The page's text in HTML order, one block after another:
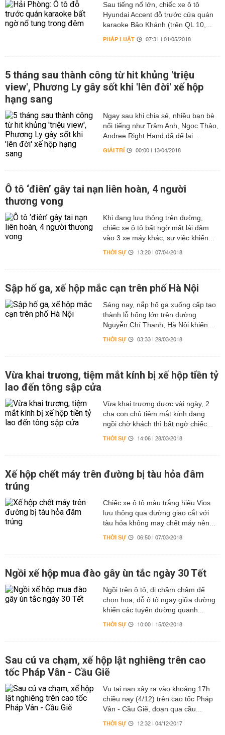
Sau tiếng nổ lớn, chiếc xe ô tô
Hyundai Accent đỗ trước cửa quán
karaoke Bảo Khánh (trên QL 10,...
PHÁP LUẬT 07:31 | 01/05/2018
5 tháng sau thành công từ hit khủng 'triệu
view', Phương Ly gây sốt khi 'lên đời' xế hộp
hạng sang
Ngay sau khi chia sẻ, nhiều bạn bè
nổi tiếng như Trâm Anh, Ngọc Thảo,
Andree Right Hand đã để lại...
GIẢI TRÍ 00:00 | 13/04/2018
Ô tô ‘điên’ gây tai nạn liên hoàn, 4 người
thương vong
Khi đang lưu thông trên đường,
chiếc xe ô tô bất ngờ mất lái đâm
vào 3 xe máy khác, sự việc khiến...
THỜI SỰ 13:20 | 07/04/2018
Sập hố ga, xế hộp mắc cạn trên phố Hà Nội
Sáng nay, nắp hố ga xuống cấp tạo
thành lỗ hổng lớn trên đường
Nguyễn Chí Thanh, Hà Nội khiến...
THỜI SỰ 03:33 | 29/03/2018
Vừa khai trương, tiệm mắt kính bị xế hộp tiền tỷ
lao đến tông sập cửa
Vừa khai trương được vài ngày, 2
cha con chủ tiệm mắt kính đang
ngồi chờ khách thì bất ngờ chiếc...
THỜI SỰ 14:06 | 28/03/2018
Xế hộp chết máy trên đường bị tàu hỏa đâm
trúng
Chiếc xe ô tô màu trắng hiệu Vios
lưu thông qua đường giao cắt với
tàu hỏa không may chết máy nên...
THỜI SỰ 06:50 | 07/03/2018
Ngồi xế hộp mua đào gây ùn tắc ngày 30 Tết
Ngồi trên ô tô, đi chầm chậm để
chọn hoa, đỗ ô tô ngay giữa đường
khiến các tuyến đường quanh...
THỜI SỰ 10:00 | 15/02/2018
Sau cú va chạm, xế hộp lật nghiêng trên cao
tốc Pháp Vân - Cầu Giẽ
Vụ tai nạn xảy ra vào khoảng 17h
chiều nay (4/12) trên cao tốc Pháp
Vân - Cầu Giẽ, đoạn qua cầu...
THỜI SỰ 12:32 | 04/12/2017